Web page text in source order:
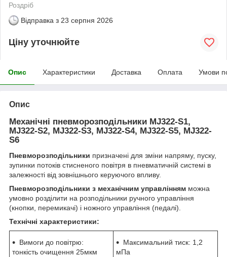
Роздріб
Відправка з 23 серпня 2026
Ціну уточнюйте
Опис Характеристики Доставка Оплата Умови
Опис
Механічні пневморозподільники МЈ322-S1,
МЈ322-S2, МЈ322-S3, МЈ322-S4, МЈ322-S5, МЈ322-
S6
Пневморозподільники призначені для зміни напряму, пуску,
зупинки потоків стисненого повітря в пневматичній системі в
залежності від зовнішнього керуючого впливу.
Пневморозподільники з механічним управлінням можна
умовно розділити на розподільники ручного управління
(кнопки, перемикачі) і ножного управління (педалі).
Технічні характеристики:
Вимоги до повітрю:
тонкість очищення 25мкм
Максимальний тиск: 1,2
мПа